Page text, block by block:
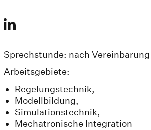
Sprechstunde: nach Vereinbarung
Arbeitsgebiete:
Regelungstechnik,
Modellbildung,
Simulationstechnik,
Mechatronische Integration